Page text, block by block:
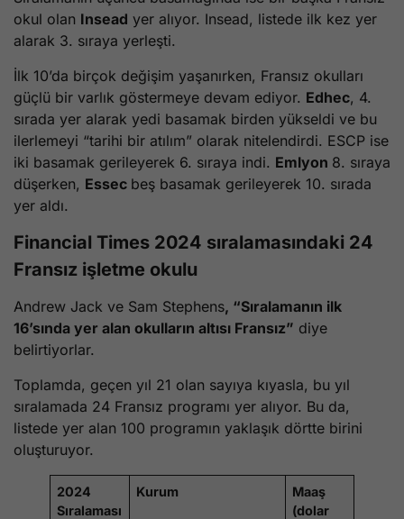
okul olan Insead yer alıyor. Insead, listede ilk kez yer
alarak 3. sıraya yerleşti.
İlk 10’da birçok değişim yaşanırken, Fransız okulları
güçlü bir varlık göstermeye devam ediyor. Edhec, 4.
sırada yer alarak yedi basamak birden yükseldi ve bu
ilerlemeyi “tarihi bir atılım” olarak nitelendirdi. ESCP ise
iki basamak gerileyerek 6. sıraya indi. Emlyon 8. sıraya
düşerken, Essec beş basamak gerileyerek 10. sırada
yer aldı.
Financial Times 2024 sıralamasındaki 24
Fransız işletme okulu
Andrew Jack ve Sam Stephens, “Sıralamanın ilk
16’sında yer alan okulların altısı Fransız” diye
belirtiyorlar.
Toplamda, geçen yıl 21 olan sayıya kıyasla, bu yıl
sıralamada 24 Fransız programı yer alıyor. Bu da,
listede yer alan 100 programın yaklaşık dörtte birini
oluşturuyor.
2024
Sıralaması
Kurum
Maaş
(dolar